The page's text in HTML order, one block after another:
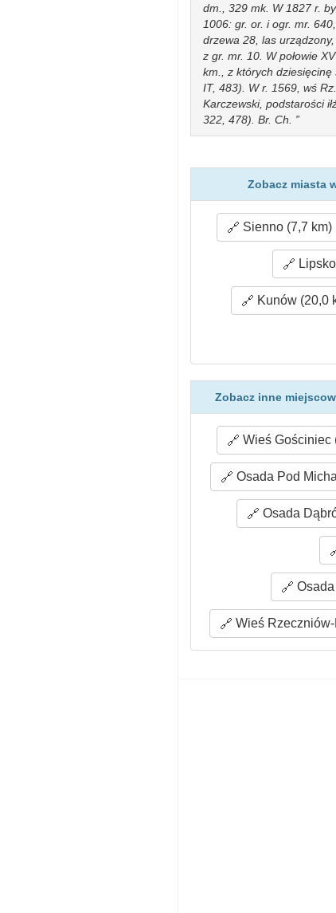
dm., 329 mk. W 1827 r.
1006: gr. or. i ogr. mr.
drzewa 28, las
z gr. mr. 10. W połowie
km., z których dziesięcinę
IT, 483). W r. 1569, wś
Karczewski, podstarości
322, 478). Br. Ch.
Zobacz miasta
Sienno (7,7 km)
Kunów (20,0
Zobacz inne
Wieś Gościniec
Osada Pod
Osada
Wieś